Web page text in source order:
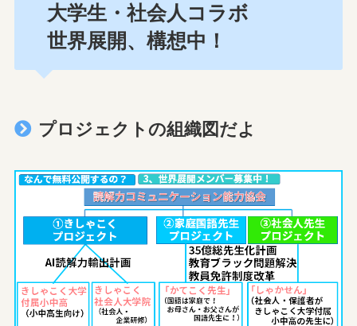
大学生・社会人コラボ
世界展開、構想中！
プロジェクトの組織図だよ